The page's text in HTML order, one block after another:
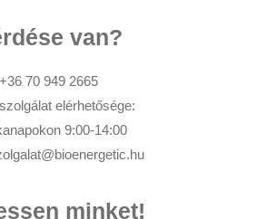
van?
+36 70 949 2665
elérhetősége:
9:00-14:00
minket!